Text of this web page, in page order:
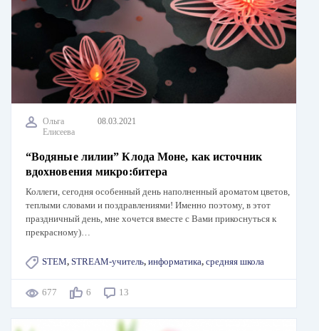
Ольга
Елисеева
08.03.2021
“Водяные лилии” Клода Моне, как источник
вдохновения микро:битера
Коллеги, сегодня особенный день наполненный ароматом цветов,
теплыми словами и поздравлениями! Именно поэтому, в этот
праздничный день, мне хочется вместе с Вами прикоснуться к
прекрасному)…
STEM, STREAM-учитель, информатика, средняя школа
677 6 13